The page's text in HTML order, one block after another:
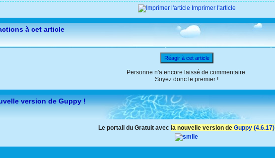
Imprimer l'article
à cet article
Réagir à cet article
Personne n'a encore laissé de commentaire.
Soyez donc le premier !
version de Guppy !
Le portail du Gratuit avec la nouvelle version de Guppy (4.6.17)